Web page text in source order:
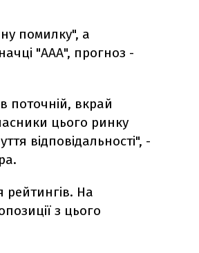
помилку", а
"ААА", прогноз -
поточній, вкрай
цього ринку
відповідальності", -
рейтингів. На
з цього